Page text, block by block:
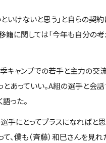
いけないと思う」と自らの契
籍に関しては「今年も自分の考
キャンプでの若手と主力の交
とあっていい。A組の選手と会
った。
手にとってプラスになればと
、僕も（斉藤）和巳さんを見